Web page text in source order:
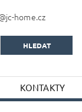
home.cz
KONTAKTY